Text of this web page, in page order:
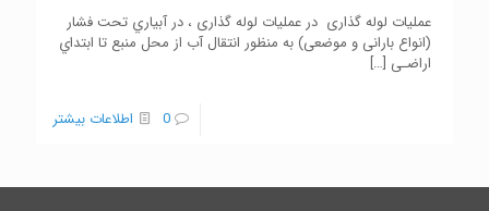
عملیات لوله گذاری در عملیات لوله گذاری ، در آبیاري تحت فشار
(انواع بارانی و موضعی) به منظور انتقال آب از محل منبع تا ابتداي
اراضـی […]
0 اطلاعات بیشتر